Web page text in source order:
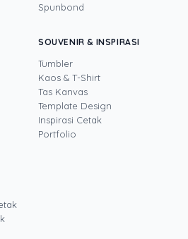
berfokus pada pembuatan
kreatif untuk media sosial dan
Di Uprint.id, ia
video, fotografi produk, dan
seputar dunia percetakan, mulai
stiker, dan banner hingga
sambil terus mengembangkan
layak dibagikan, dan
bertumbuh melalui kekuatan
media digital.
Lihat semua penulis
Spunbond
SOUVENIR & INSPIRASI
Tumbler
Kaos & T-Shirt
Tas Kanvas
Template Design
Inspirasi Cetak
Portfolio